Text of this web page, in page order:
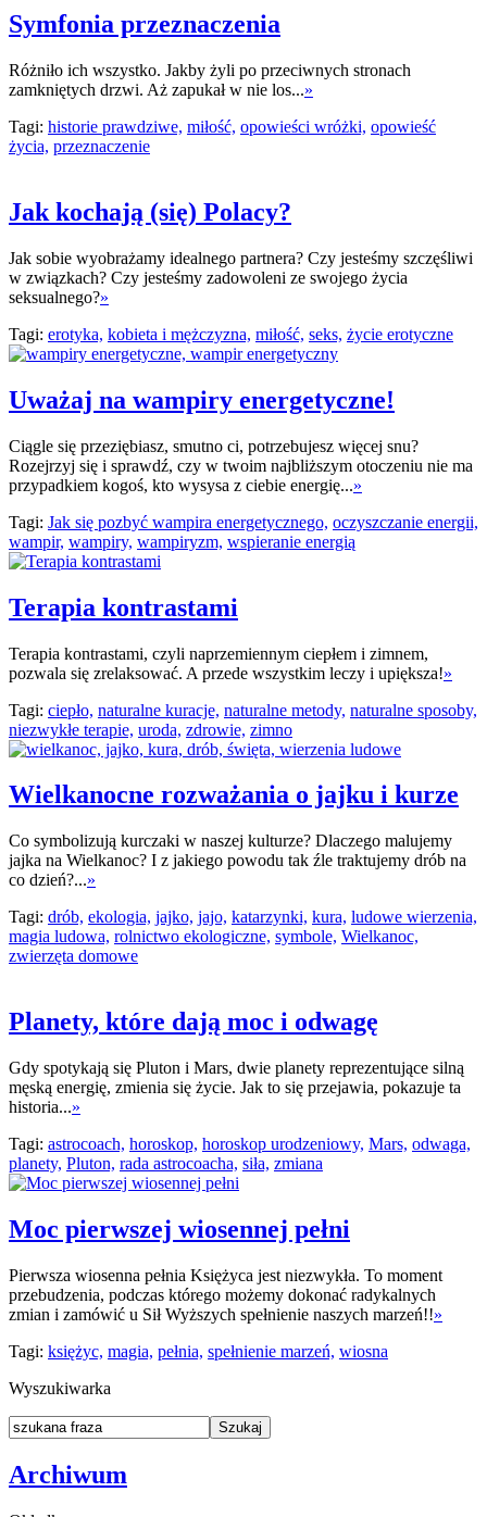
Symfonia przeznaczenia
Różniło ich wszystko. Jakby żyli po przeciwnych stronach
zamkniętych drzwi. Aż zapukał w nie los...»
Tagi: historie prawdziwe, miłość, opowieści wróżki, opowieść
życia, przeznaczenie
Jak kochają (się) Polacy?
Jak sobie wyobrażamy idealnego partnera? Czy jesteśmy szczęśliwi
w związkach? Czy jesteśmy zadowoleni ze swojego życia
seksualnego?»
Tagi: erotyka, kobieta i mężczyzna, miłość, seks, życie erotyczne
Uważaj na wampiry energetyczne!
Ciągle się przeziębiasz, smutno ci, potrzebujesz więcej snu?
Rozejrzyj się i sprawdź, czy w twoim najbliższym otoczeniu nie ma
przypadkiem kogoś, kto wysysa z ciebie energię...»
Tagi: Jak się pozbyć wampira energetycznego, oczyszczanie energii,
wampir, wampiry, wampiryzm, wspieranie energią
Terapia kontrastami
Terapia kontrastami, czyli naprzemiennym ciepłem i zimnem,
pozwala się zrelaksować. A przede wszystkim leczy i upiększa!»
Tagi: ciepło, naturalne kuracje, naturalne metody, naturalne sposoby,
niezwykłe terapie, uroda, zdrowie, zimno
Wielkanocne rozważania o jajku i kurze
Co symbolizują kurczaki w naszej kulturze? Dlaczego malujemy
jajka na Wielkanoc? I z jakiego powodu tak źle traktujemy drób na
co dzień?...»
Tagi: drób, ekologia, jajko, jajo, katarzynki, kura, ludowe wierzenia,
magia ludowa, rolnictwo ekologiczne, symbole, Wielkanoc,
zwierzęta domowe
Planety, które dają moc i odwagę
Gdy spotykają się Pluton i Mars, dwie planety reprezentujące silną
męską energię, zmienia się życie. Jak to się przejawia, pokazuje ta
historia...»
Tagi: astrocoach, horoskop, horoskop urodzeniowy, Mars, odwaga,
planety, Pluton, rada astrocoacha, siła, zmiana
Moc pierwszej wiosennej pełni
Pierwsza wiosenna pełnia Księżyca jest niezwykła. To moment
przebudzenia, podczas którego możemy dokonać radykalnych
zmian i zamówić u Sił Wyższych spełnienie naszych marzeń!!»
Tagi: księżyc, magia, pełnia, spełnienie marzeń, wiosna
Wyszukiwarka
Archiwum